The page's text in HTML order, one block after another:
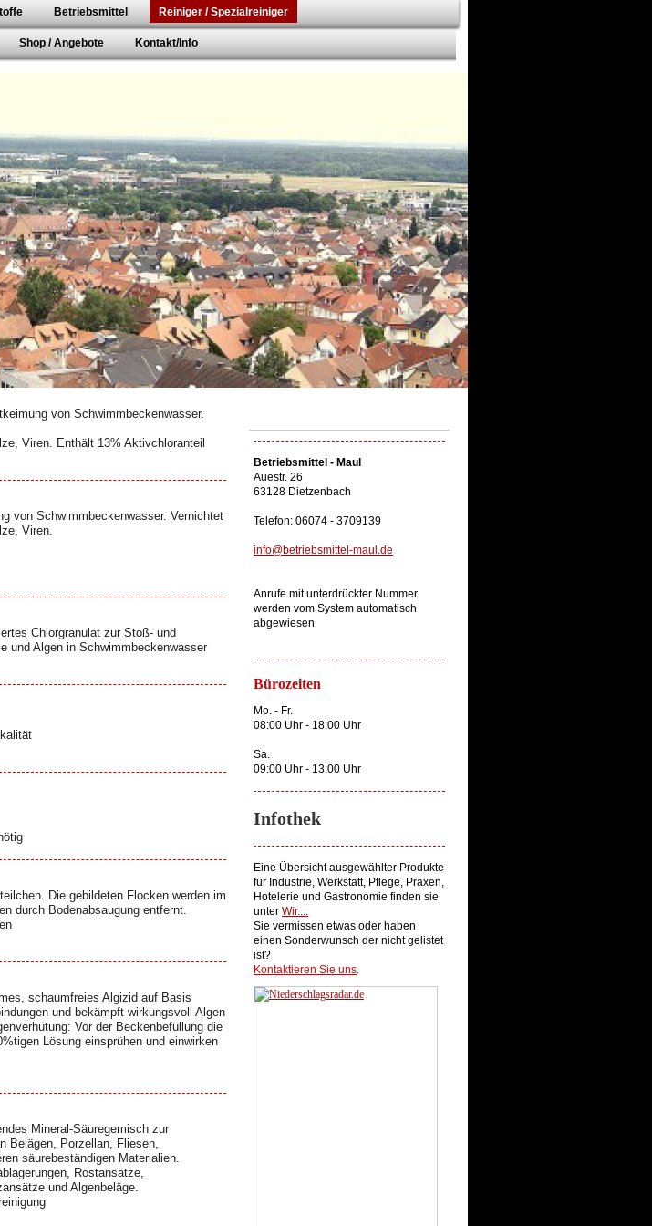
Betriebsmittel Reiniger / Spezialreiniger
Shop / Angebote Kontakt/Info
von Schwimmbeckenwasser.
Viren. Enthält 13% Aktivchloranteil
von Schwimmbeckenwasser. Vernichtet
Viren.
Chlorgranulat zur Stoß- und
und Algen in Schwimmbeckenwasser
Die gebildeten Flocken werden im
durch Bodenabsaugung entfernt.
schaumfreies Algizid auf Basis
und bekämpft wirkungsvoll Algen
Vor der Beckenbefüllung die
Lösung einsprühen und einwirken
Mineral-Säuregemisch zur
Belägen, Porzellan, Fliesen,
säurebeständigen Materialien.
Rostansätze,
und Algenbeläge.
Betriebsmittel - Maul
Auestr. 26
63128 Dietzenbach
Telefon: 06074 - 3709139
info@betriebsmittel-maul.de
Anrufe mit unterdrückter Nummer
werden vom System automatisch
abgewiesen
Bürozeiten
Mo. - Fr.
08:00 Uhr - 18:00 Uhr
Sa.
09:00 Uhr - 13:00 Uhr
Infothek
Eine Übersicht ausgewählter Produkte
für Industrie, Werkstatt, Pflege, Praxen,
Hotelerie und Gastronomie finden sie
unter Wir....
Sie vermissen etwas oder haben
einen Sonderwunsch der nicht gelistet
ist?
Kontaktieren Sie uns.